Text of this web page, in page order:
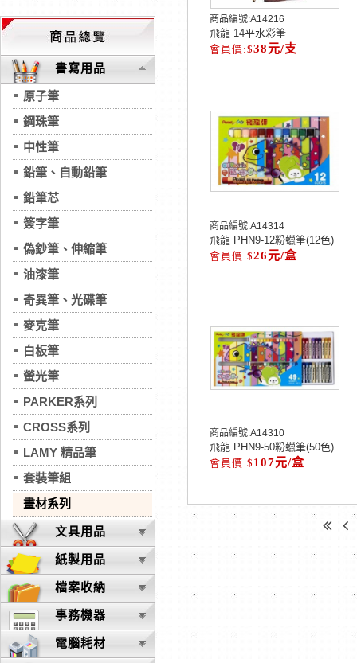
書寫用品
原子筆
鋼珠筆
中性筆
鉛筆、自動鉛筆
鉛筆芯
簽字筆
偽鈔筆、伸縮筆
油漆筆
奇異筆、光碟筆
麥克筆
白板筆
螢光筆
PARKER系列
CROSS系列
LAMY 精品筆
套裝筆組
畫材系列
文具用品
紙製用品
檔案收納
事務機器
電腦耗材
商品編號:A14216
飛龍 14平水彩筆
38元/支
商品編號:A14314
飛龍 PHN9-12粉蠟筆(12色)
26元/盒
商品編號:A14310
飛龍 PHN9-50粉蠟筆(50色)
107元/盒